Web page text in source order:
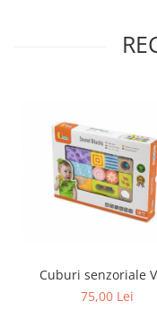
Cuburi senzoriale
75,00 Lei